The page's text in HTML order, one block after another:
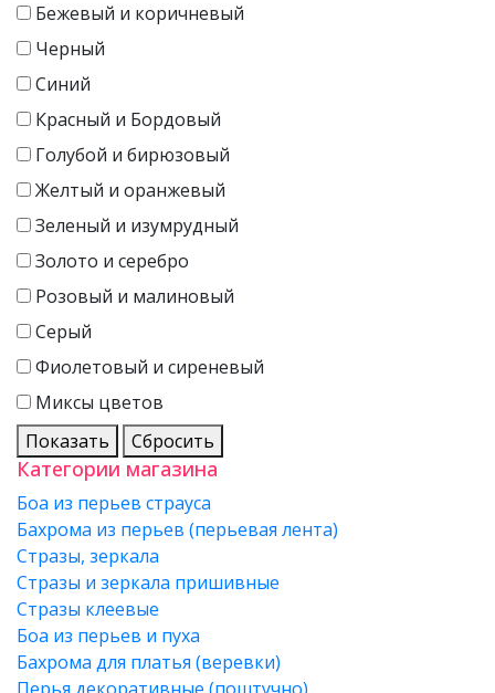
Бежевый и коричневый
Черный
Синий
Красный и Бордовый
Голубой и бирюзовый
Желтый и оранжевый
Зеленый и изумрудный
Золото и серебро
Розовый и малиновый
Серый
Фиолетовый и сиреневый
Миксы цветов
Показать
Сбросить
Категории магазина
Боа из перьев страуса
Бахрома из перьев (перьевая лента)
Стразы, зеркала
Стразы и зеркала пришивные
Стразы клеевые
Боа из перьев и пуха
Бахрома для платья (веревки)